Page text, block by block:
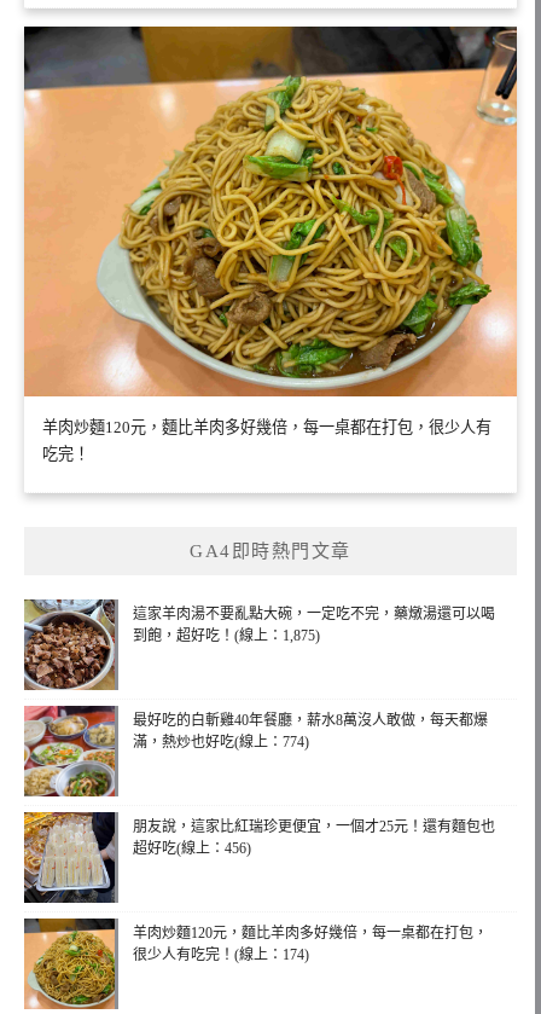
羊肉炒麵120元，麵比羊肉多好幾倍，每一桌都在打包，很少人有
吃完！
GA4即時熱門文章
這家羊肉湯不要亂點大碗，一定吃不完，藥燉湯還可以喝
到飽，超好吃！(線上：1,875)
最好吃的白斬雞40年餐廳，薪水8萬沒人敢做，每天都爆
滿，熱炒也好吃(線上：774)
朋友說，這家比紅瑞珍更便宜，一個才25元！還有麵包也
超好吃(線上：456)
羊肉炒麵120元，麵比羊肉多好幾倍，每一桌都在打包，
很少人有吃完！(線上：174)